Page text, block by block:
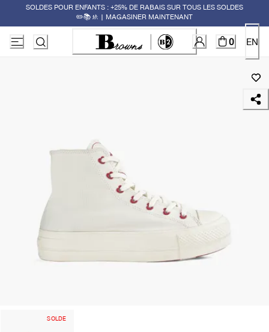
SOLDES POUR ENFANTS : +25% DE RABAIS SUR TOUS LES SOLDES
✏️📚🚸 | MAGASINER MAINTENANT
0 EN
SOLDE